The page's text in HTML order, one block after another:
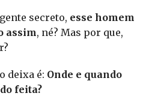
secreto, esse homem
assim, né? Mas por que,
deixa é: Onde e quando
feita?